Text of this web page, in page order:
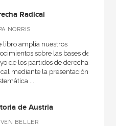
del pensamiento político
Radical
NORRIS
libro amplía nuestros
sobre las bases de
de los partidos de derecha
mediante la presentación
...
de Austria
BELLER